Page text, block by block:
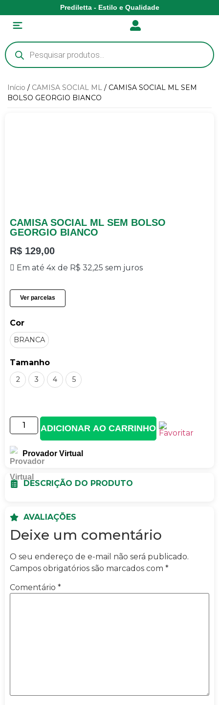
Prediletta - Estilo e Qualidade
Início / CAMISA SOCIAL ML / CAMISA SOCIAL ML SEM
BOLSO GEORGIO BIANCO
CAMISA SOCIAL ML SEM BOLSO
GEORGIO BIANCO
R$ 129,00
Em até 4x de R$ 32,25 sem juros
Ver parcelas
Cor
BRANCA
Tamanho
2 3 4 5
Provador Virtual
ADICIONAR AO CARRINHO
DESCRIÇÃO DO PRODUTO
AVALIAÇÕES
Deixe um comentário
O seu endereço de e-mail não será publicado.
Campos obrigatórios são marcados com *
Comentário *